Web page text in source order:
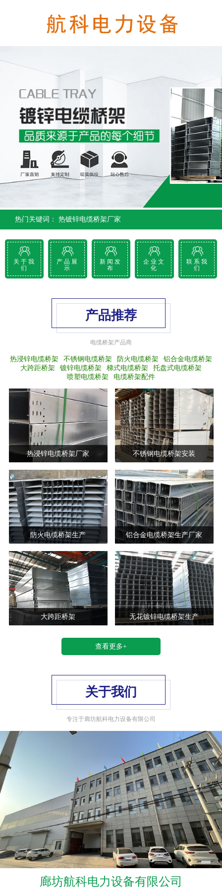
热门关键词： 热镀锌电缆桥架厂家
关于我
们
产品展
示
新闻发
布
企业文
化
联系我
们
产品推荐
电缆桥架产品商
热浸锌电缆桥架 不锈钢电缆桥架 防火电缆桥架
铝合金电缆桥架
大跨距桥架
镀锌电缆桥架 梯式电缆桥架
托盘式电缆桥架
喷塑电缆桥架
电缆桥架配件
热浸锌电缆桥架厂家 不锈钢电缆桥架安装
防火电缆桥架生产 铝合金电缆桥架生产厂家
大跨距桥架 无花镀锌电缆桥架生产
查看更多+
关于我们
专注于廊坊航科电力设备有限公司
廊坊航科电力设备有限公司